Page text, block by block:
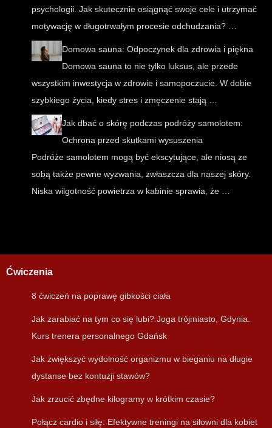
psychologii. Jak skutecznie osiągnąć swoje cele i utrzymać
motywację w długotrwałym procesie odchudzania? …
Domowa sauna: Odpoczynek dla zdrowia i piękna
Domowa sauna to nie tylko luksus, ale przede
wszystkim inwestycja w zdrowie i samopoczucie. W dobie
szybkiego życia, kiedy stres i zmęczenie stają …
Jak dbać o skórę podczas podróży samolotem:
Ochrona przed skutkami wysuszenia
Podróże samolotem mogą być ekscytujące, ale niosą ze
sobą także pewne wyzwania, zwłaszcza dla naszej skóry.
Niska wilgotność powietrza w kabinie sprawia, że …
Ćwiczenia
8 ćwiczeń na poprawę gibkości ciała
Jak zarabiać na tym co się lubi? Joga trójmiasto, Gdynia.
Kurs trenera personalnego Gdańsk
Jak zwiększyć wydolność organizmu w bieganiu na długie
dystanse bez kontuzji stawów?
Jak zrzucić zbędne kilogramy w krótkim czasie?
Połącz cardio i siłę: Efektywne treningi na siłowni dla kobiet